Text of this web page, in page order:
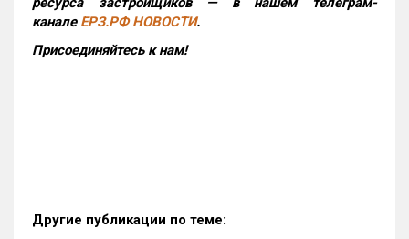
канале ЕРЗ.РФ НОВОСТИ.
Присоединяйтесь к нам!
Другие публикации по теме: